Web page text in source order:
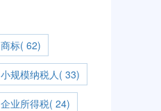
商标( 62)
小规模纳税人( 33)
企业所得税( 24)